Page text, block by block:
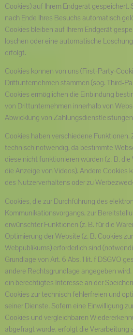
Cookies) auf Ihrem Endgerät gespeichert.
nach Ende Ihres Besuchs automatisch
Cookies bleiben auf Ihrem Endgerät
löschen oder eine automatische
erfolgt.
Cookies können von uns (First-Party-
Drittunternehmen stammen (sog. Third-
Cookies ermöglichen die Einbindung
von Drittunternehmen innerhalb von
Abwicklung von
Cookies haben verschiedene Funktionen.
technisch notwendig, da bestimmte
diese nicht funktionieren würden (z. B.
die Anzeige von Videos). Andere Cookies
des Nutzerverhaltens oder zu
Cookies, die zur Durchführung des
Kommunikationsvorgangs, zur
erwünschter Funktionen (z. B. für die
Optimierung der Website (z. B. Cookies
Webpublikums) erforderlich sind
Grundlage von Art. 6 Abs. 1 lit. f DSGVO
andere Rechtsgrundlage angegeben
ein berechtigtes Interesse an der
Cookies zur technisch fehlerfreien und
seiner Dienste. Sofern eine Einwilligung
Cookies und vergleichbaren
abgefragt wurde, erfolgt die Verarbeitung